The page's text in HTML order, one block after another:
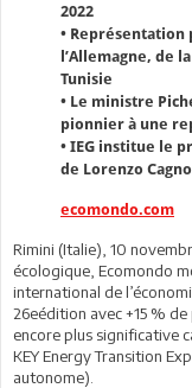
2022
• Représentation
l’Allemagne, de
Tunisie
• Le ministre
pionnier à une
• IEG institue le
de Lorenzo
ecomondo.com
Rimini (Italie), 10
écologique, Ecomondo
international de
26eédition avec +15 %
encore plus significative
KEY Energy Transition
autonome).